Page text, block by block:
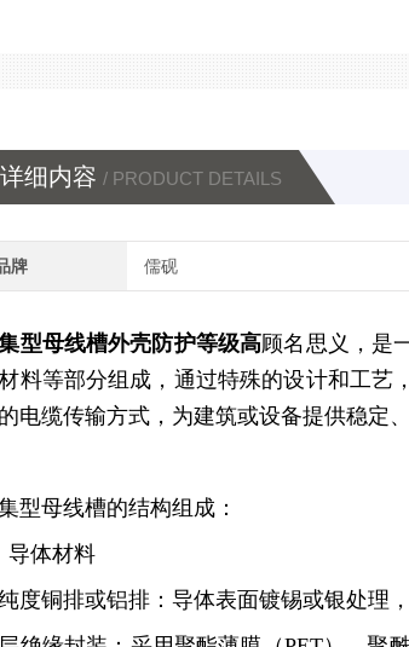
详细内容 / PRODUCT DETAILS
牌 儒砚
型母线槽外壳防护等级高顾名思义，是
料等部分组成，通过特殊的设计和工艺
电缆传输方式，为建筑或设备提供稳定
型母线槽的结构组成：
导体材料
度铜排或铝排：导体表面镀锡或银处理